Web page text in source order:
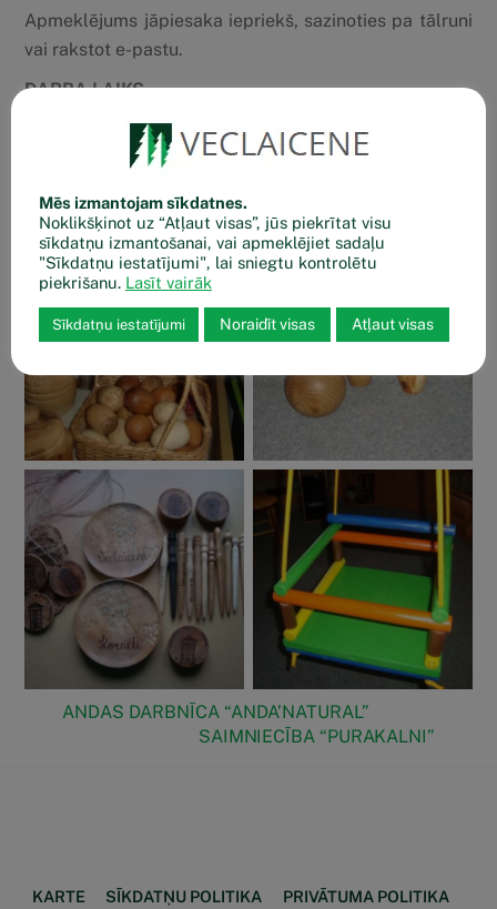
Apmeklējums jāpiesaka iepriekš, sazinoties pa tālruni
vai rakstot e-pastu.
DARBA LAIKS
viksne.janis@inbox.lv
ANDAS DARBNĪCA “ANDA’NATURAL”
SAIMNIECĪBA “PURAKALNI”
KARTE SĪKDATŅU POLITIKA PRIVĀTUMA POLITIKA
Mēs izmantojam sīkdatnes.
Noklikšķinot uz “Atļaut visas”, jūs piekrītat visu
sīkdatņu izmantošanai, vai apmeklējiet sadaļu
"Sīkdatņu iestatījumi", lai sniegtu kontrolētu
piekrišanu. Lasīt vairāk
Sīkdatņu iestatījumi Noraidīt visas Atļaut visas